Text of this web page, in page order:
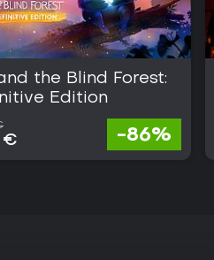
the Blind Forest:
Edition
€ -86%